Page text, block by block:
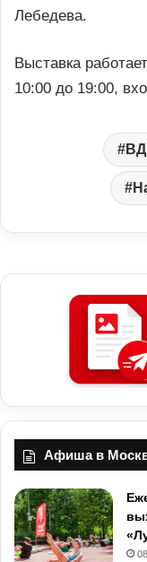
Лебедева.
Выставка
10:00 до 19:00,
Афиша в